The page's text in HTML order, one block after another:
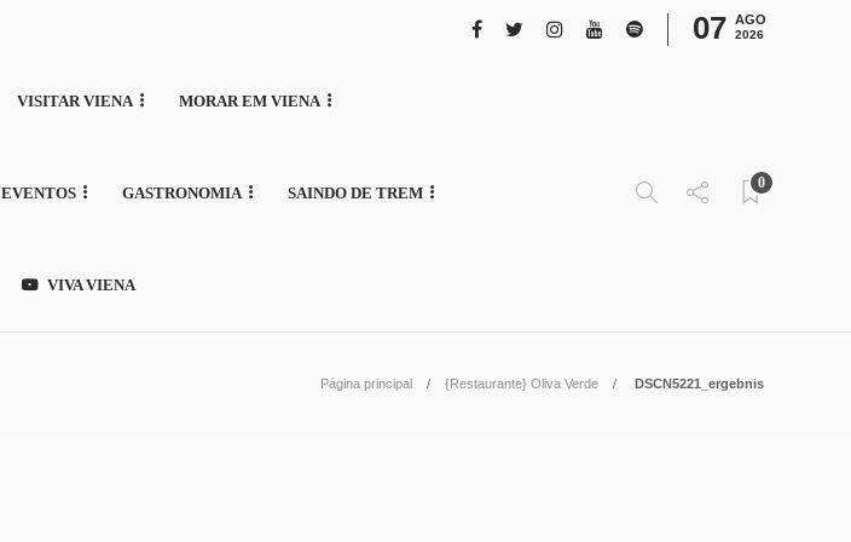
07 AGO
2026
VISITAR VIENA MORAR EM VIENA
EVENTOS GASTRONOMIA SAINDO DE TREM
VIVA VIENA
0
Página principal {Restaurante} Oliva Verde DSCN5221_ergebnis